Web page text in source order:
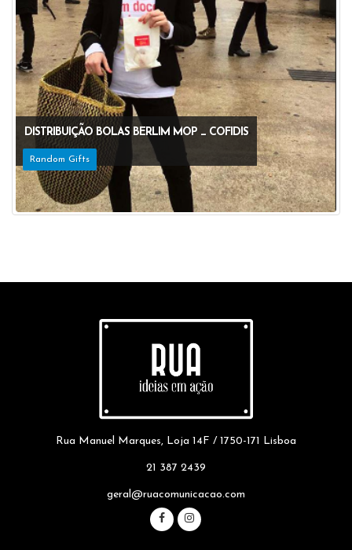
DISTRIBUIÇÃO BOLAS BERLIM MOP _ COFIDIS
Random Gifts
Rua Manuel Marques, Loja 14F / 1750-171 Lisboa
21 387 2439
geral@ruacomunicacao.com